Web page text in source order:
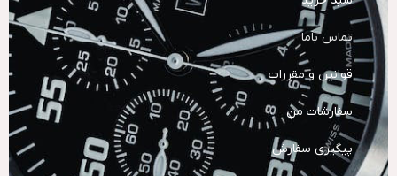
تماس باما
قوانین و مقررات
سفارشات من
پیگیری سفارش